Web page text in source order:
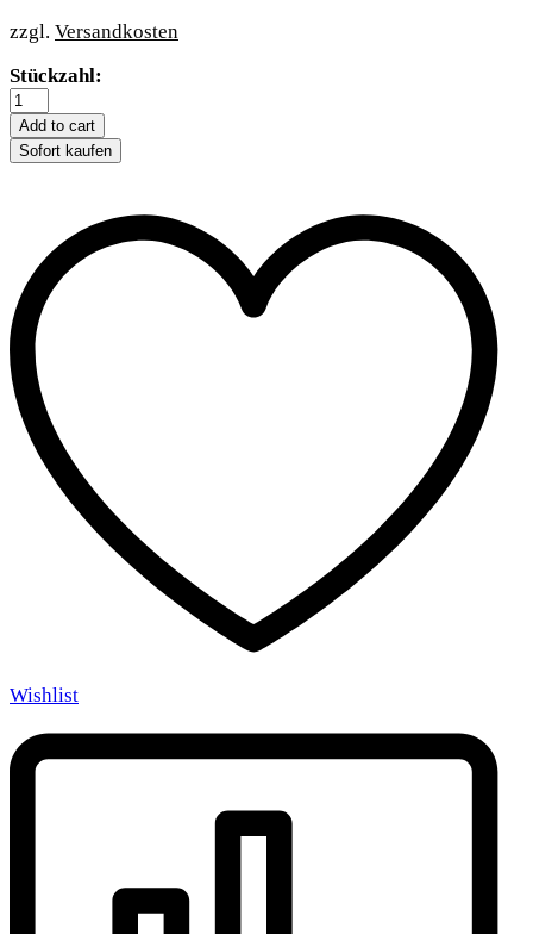
zzgl. Versandkosten
Trixie
Snacky
Snackball
für
Kleintiere
Stückzahl:
Add to cart
Sofort kaufen
Wishlist